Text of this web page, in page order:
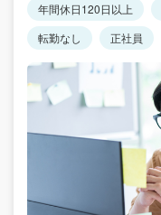
年間休日120日以上
転勤なし
正社員